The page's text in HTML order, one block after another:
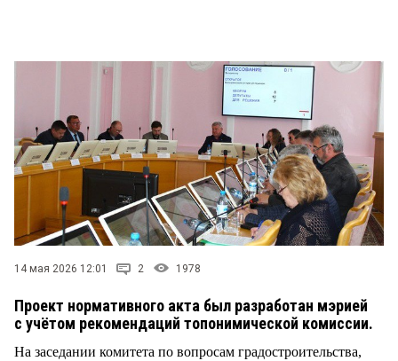
14 мая 2026 12:01 2 1978
Проект нормативного акта был разработан мэрией
с учётом рекомендаций топонимической комиссии.
На заседании комитета по вопросам градостроительства,